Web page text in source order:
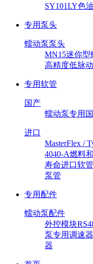
SY101LY色
专用泵头
蠕动泵泵头
MN15迷你型
高精度低脉
专用软管
国产
蠕动泵专用
进口
MasterFlex /
4040-A燃料
寿命进口软管
泵管
专用配件
蠕动泵配件
外控模块
泵专用调速器
器